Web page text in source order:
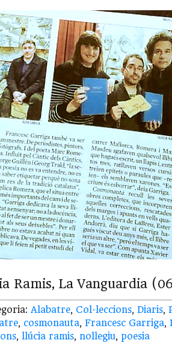
Ramis, La Vanguardia
Alabatre, Col·leccions, Diaris,
, cosmonauta, Francesc Garriga,
, llúcia ramis, nollegiu, poesia